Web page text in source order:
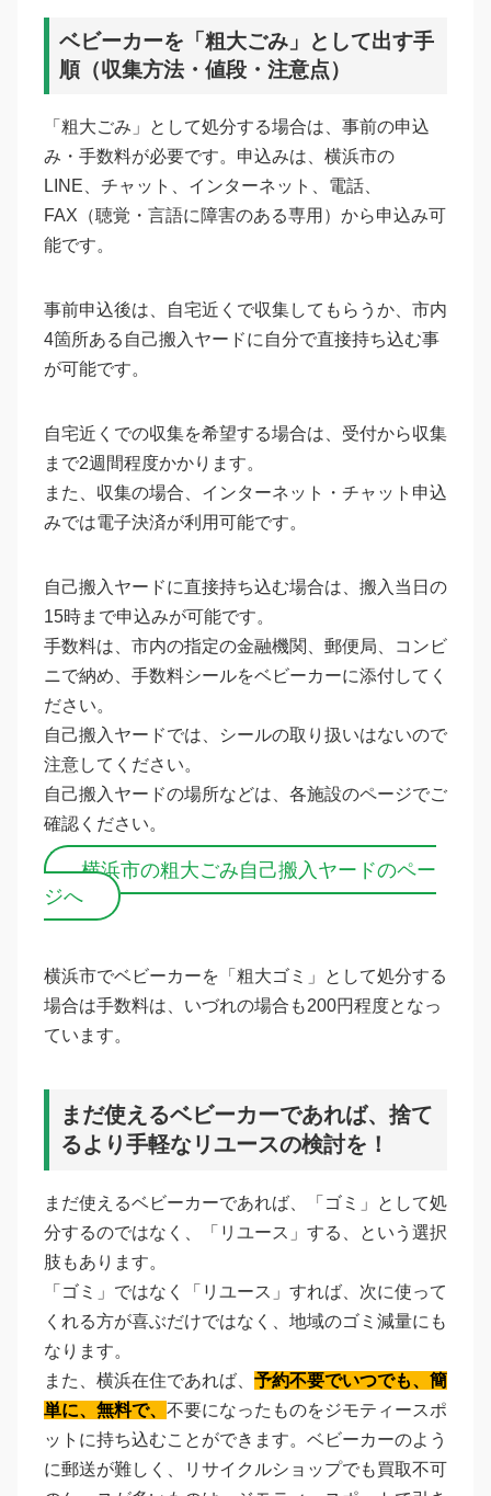
ベビーカーを「粗大ごみ」として出す手
順（収集方法・値段・注意点）
「粗大ごみ」として処分する場合は、事前の申込
み・手数料が必要です。申込みは、横浜市の
LINE、チャット、インターネット、電話、
FAX（聴覚・言語に障害のある専用）から申込み可
能です。
事前申込後は、自宅近くで収集してもらうか、市内
4箇所ある自己搬入ヤードに自分で直接持ち込む事
が可能です。
自宅近くでの収集を希望する場合は、受付から収集
まで2週間程度かかります。
また、収集の場合、インターネット・チャット申込
みでは電子決済が利用可能です。
自己搬入ヤードに直接持ち込む場合は、搬入当日の
15時まで申込みが可能です。
手数料は、市内の指定の金融機関、郵便局、コンビ
ニで納め、手数料シールをベビーカーに添付してく
ださい。
自己搬入ヤードでは、シールの取り扱いはないので
注意してください。
自己搬入ヤードの場所などは、各施設のページでご
確認ください。
横浜市の粗大ごみ自己搬入ヤードのペー
ジへ
横浜市でベビーカーを「粗大ゴミ」として処分する
場合は手数料は、いづれの場合も200円程度となっ
ています。
まだ使えるベビーカーであれば、捨て
るより手軽なリユースの検討を！
まだ使えるベビーカーであれば、「ゴミ」として処
分するのではなく、「リユース」する、という選択
肢もあります。
「ゴミ」ではなく「リユース」すれば、次に使って
くれる方が喜ぶだけではなく、地域のゴミ減量にも
なります。
また、横浜在住であれば、 予約不要でいつでも、簡
単に、無料で、 不要になったものをジモティースポ
ットに持ち込むことができます。ベビーカーのよう
に郵送が難しく、リサイクルショップでも買取不可